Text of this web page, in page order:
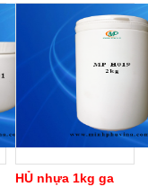
HỦ nhựa 1kg ga